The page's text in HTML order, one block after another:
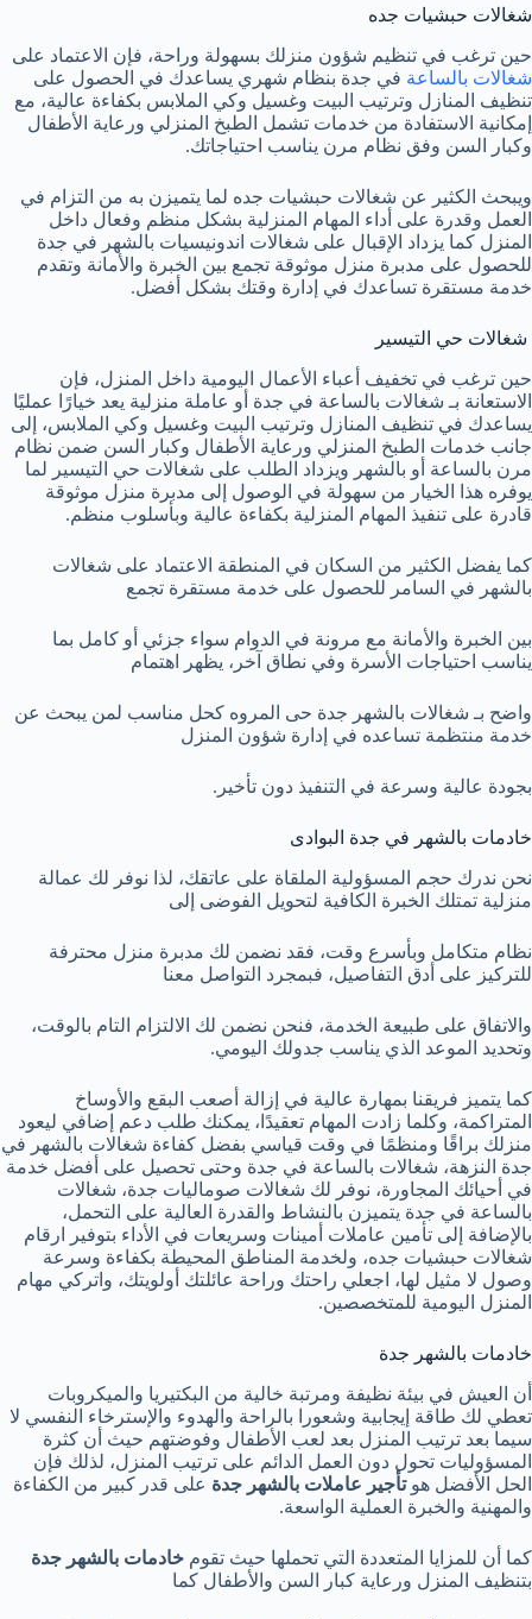
شغالات حبشيات جده
حين ترغب في تنظيم شؤون منزلك بسهولة وراحة، فإن الاعتماد على
شغالات بالساعة في جدة بنظام شهري يساعدك في الحصول على
تنظيف المنازل وترتيب البيت وغسيل وكي الملابس بكفاءة عالية، مع
إمكانية الاستفادة من خدمات تشمل الطبخ المنزلي ورعاية الأطفال
وكبار السن وفق نظام مرن يناسب احتياجاتك.
ويبحث الكثير عن شغالات حبشيات جده لما يتميزن به من التزام في
العمل وقدرة على أداء المهام المنزلية بشكل منظم وفعال داخل
المنزل كما يزداد الإقبال على شغالات اندونيسيات بالشهر في جدة
للحصول على مدبرة منزل موثوقة تجمع بين الخبرة والأمانة وتقدم
خدمة مستقرة تساعدك في إدارة وقتك بشكل أفضل.
شغالات حي التيسير
حين ترغب في تخفيف أعباء الأعمال اليومية داخل المنزل، فإن
الاستعانة بـ شغالات بالساعة في جدة أو عاملة منزلية يعد خيارًا عمليًا
يساعدك في تنظيف المنازل وترتيب البيت وغسيل وكي الملابس، إلى
جانب خدمات الطبخ المنزلي ورعاية الأطفال وكبار السن ضمن نظام
مرن بالساعة أو بالشهر ويزداد الطلب على شغالات حي التيسير لما
يوفره هذا الخيار من سهولة في الوصول إلى مدبرة منزل موثوقة
قادرة على تنفيذ المهام المنزلية بكفاءة عالية وبأسلوب منظم.
كما يفضل الكثير من السكان في المنطقة الاعتماد على شغالات
بالشهر في السامر للحصول على خدمة مستقرة تجمع
بين الخبرة والأمانة مع مرونة في الدوام سواء جزئي أو كامل بما
يناسب احتياجات الأسرة وفي نطاق آخر، يظهر اهتمام
واضح بـ شغالات بالشهر جدة حى المروه كحل مناسب لمن يبحث عن
خدمة منتظمة تساعده في إدارة شؤون المنزل
بجودة عالية وسرعة في التنفيذ دون تأخير.
خادمات بالشهر في جدة البوادى
نحن ندرك حجم المسؤولية الملقاة على عاتقك، لذا نوفر لك عمالة
منزلية تمتلك الخبرة الكافية لتحويل الفوضى إلى
نظام متكامل وبأسرع وقت، فقد نضمن لك مدبرة منزل محترفة
للتركيز على أدق التفاصيل، فبمجرد التواصل معنا
والاتفاق على طبيعة الخدمة، فنحن نضمن لك الالتزام التام بالوقت،
وتحديد الموعد الذي يناسب جدولك اليومي.
كما ​يتميز فريقنا بمهارة عالية في إزالة أصعب البقع والأوساخ
المتراكمة، وكلما زادت المهام تعقيدًا، يمكنك طلب دعم إضافي ليعود
منزلك براقًا ومنظمًا في وقت قياسي بفضل كفاءة شغالات بالشهر في
جدة النزهة، شغالات بالساعة في جدة وحتى ​تحصيل على أفضل خدمة
في أحيائك المجاورة، نوفر لك شغالات صوماليات جدة، شغالات
بالساعة في جدة يتميزن بالنشاط والقدرة العالية على التحمل،
بالإضافة إلى تأمين عاملات أمينات وسريعات في الأداء بتوفير ارقام
شغالات حبشيات جده، ولخدمة المناطق المحيطة بكفاءة وسرعة
وصول لا مثيل لها، اجعلي راحتك وراحة عائلتك أولويتك، واتركي مهام
المنزل اليومية للمتخصصين.
خادمات بالشهر جدة
أن العيش في بيئة نظيفة ومرتبة خالية من البكتيريا والميكروبات
تعطي لك طاقة إيجابية وشعورا بالراحة والهدوء والإسترخاء النفسي لا
سيما بعد ترتيب المنزل بعد لعب الأطفال وفوضتهم حيث أن كثرة
المسؤوليات تحول دون العمل الدائم على ترتيب المنزل، لذلك فإن
الحل الأفضل هوتأجير عاملات بالشهر جدة على قدر كبير من الكفاءة
والمهنية والخبرة العملية الواسعة.
كما أن للمزايا المتعددة التي تحملها حيث تقوم خادمات بالشهر جدة
بتنظيف المنزل ورعاية كبار السن والأطفال كما